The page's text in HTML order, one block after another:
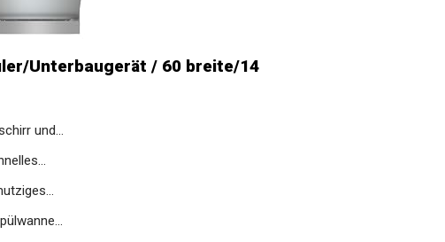
Unterbaugerät / 60 breite/14
und...